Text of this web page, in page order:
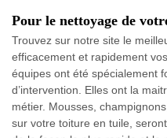
Pour le nettoyage de
Trouvez sur notre site le
efficacement et rapidement
équipes ont été spécialement
d’intervention. Elles ont la
métier. Mousses,
sur votre toiture en tuile,